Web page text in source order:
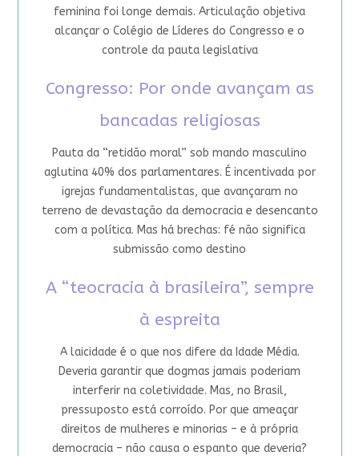
feminina foi longe demais. Articulação objetiva
alcançar o Colégio de Líderes do Congresso e o
controle da pauta legislativa
Congresso: Por onde avançam as
bancadas religiosas
Pauta da “retidão moral” sob mando masculino
aglutina 40% dos parlamentares. É incentivada por
igrejas fundamentalistas, que avançaram no
terreno de devastação da democracia e desencanto
com a política. Mas há brechas: fé não significa
submissão como destino
A “teocracia à brasileira”, sempre
à espreita
A laicidade é o que nos difere da Idade Média.
Deveria garantir que dogmas jamais poderiam
interferir na coletividade. Mas, no Brasil,
pressuposto está corroído. Por que ameaçar
direitos de mulheres e minorias – e à própria
democracia – não causa o espanto que deveria?